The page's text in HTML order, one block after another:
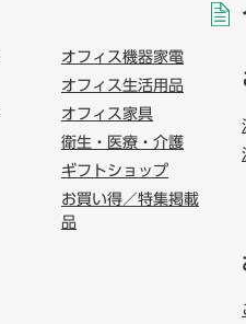
オフィス機器家電
オフィス生活用品
オフィス家具
衛生・医療・介護
ギフトショップ
お買い得／特集掲載
品